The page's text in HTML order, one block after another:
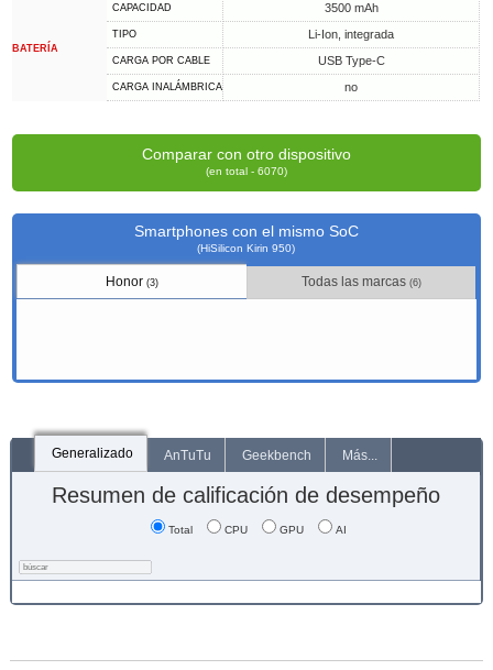
BATERÍA
CAPACIDAD 3500 mAh
TIPO Li-Ion, integrada
CARGA POR CABLE USB Type-C
CARGA INALÁMBRICA no
Comparar con otro dispositivo
(en total - 6070)
Smartphones con el mismo SoC
(HiSilicon Kirin 950)
Honor(3) Todas las marcas(6)
Generalizado AnTuTu Geekbench Más...
Resumen de calificación de desempeño
Total CPU GPU AI